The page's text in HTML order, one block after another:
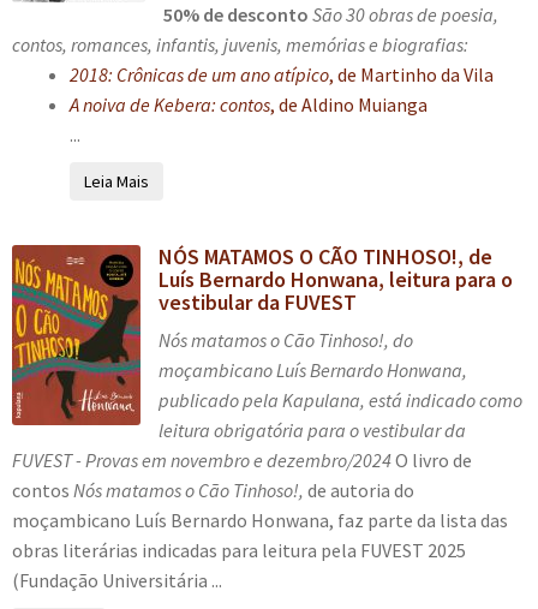
50% de desconto São 30 obras de poesia,
contos, romances, infantis, juvenis, memórias e biografias:
2018: Crônicas de um ano atípico, de Martinho da Vila
A noiva de Kebera: contos, de Aldino Muianga
...
Leia Mais
NÓS MATAMOS O CÃO TINHOSO!, de
Luís Bernardo Honwana, leitura para o
vestibular da FUVEST
Nós matamos o Cão Tinhoso!, do
moçambicano Luís Bernardo Honwana,
publicado pela Kapulana, está indicado como
leitura obrigatória para o vestibular da
FUVEST - Provas em novembro e dezembro/2024O livro de
contos Nós matamos o Cão Tinhoso!, de autoria do
moçambicano Luís Bernardo Honwana, faz parte da lista das
obras literárias indicadas para leitura pela FUVEST 2025
(Fundação Universitária ...